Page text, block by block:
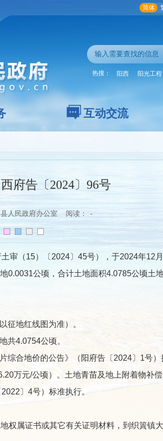
简体
热搜： 阳西 阳光工程
互动交流
府告〔2024〕96号
人民政府办公室 阅读： -
（15）〔2024〕45号），于2024年12
0.0031公顷，合计土地面积4.0785公顷土
地红线图为准）。
4.0754公顷。
合地价的公告》（阳府告〔2024〕1号）
万元/公顷）。土地青苗及地上附着物补
〕4号）标准执行。
属证书或其它有关证明材料，到织篢镇